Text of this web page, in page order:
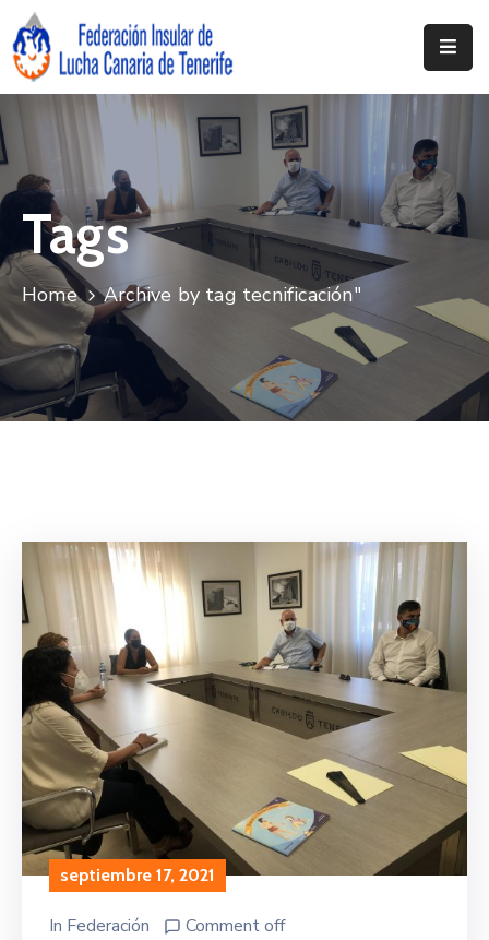
Inicio
Federación
Clubs
Documentación
Noticias
Contacto
Resoluciones
Tags
Home Archive by tag tecnificación"
septiembre 17, 2021
In Federación Comment off